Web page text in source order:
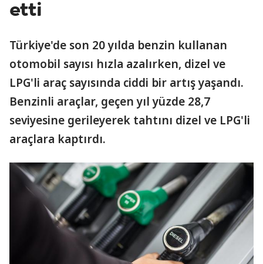
etti
Türkiye'de son 20 yılda benzin kullanan
otomobil sayısı hızla azalırken, dizel ve
LPG'li araç sayısında ciddi bir artış yaşandı.
Benzinli araçlar, geçen yıl yüzde 28,7
seviyesine gerileyerek tahtını dizel ve LPG'li
araçlara kaptırdı.